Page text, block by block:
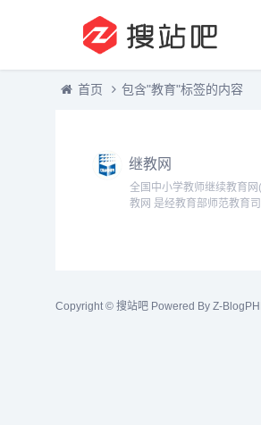
首页 包含"教育"标签的内容
继教网
全国中小学教师继续教育网
教网 是经教育部师范教育
Copyright © 搜站吧 Powered By Z-